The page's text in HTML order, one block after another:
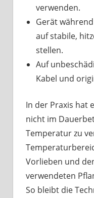
verwenden.
Gerät
auf stabile,
stellen.
Auf
Kabel und
In der Praxis hat
nicht im
Temperatur zu
Vorlieben und
verwendeten
So bleibt die